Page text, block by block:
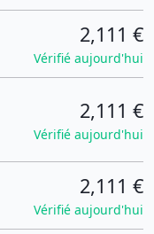
2,111 €
Vérifié aujourd'hui
2,111 €
Vérifié aujourd'hui
2,111 €
Vérifié aujourd'hui